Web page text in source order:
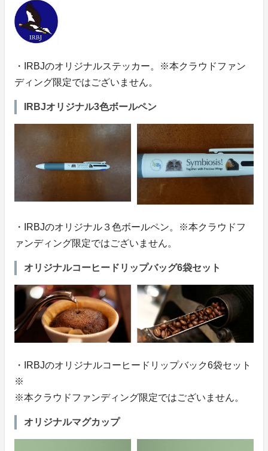
・IRBJのオリジナルステッカー。※本クラウドファン
ディング限定ではございません。
IRBJオリジナル3色ボールペン
・IRBJのオリジナル３色ボールペン。※本クラウドフ
ァンディング限定ではございません。
オリジナルコーヒードリップバッグ6袋セット
・IRBJのオリジナルコーヒードリップバック6袋セット
※
※本クラウドファンディング限定ではございません。
オリジナルマグカップ